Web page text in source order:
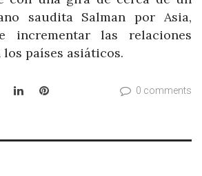
saudita Salman por Asia,
incrementar las relaciones
países asiáticos.
LinkedInPinterest 0 comments